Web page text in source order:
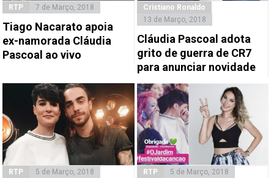
RTP 7 de Março, 2018
Tiago Nacarato apoia
ex-namorada Cláudia
Pascoal ao vivo
Cristiano Ronaldo
13 de Março, 2018
Cláudia Pascoal adota
grito de guerra de CR7
para anunciar novidade
RTP 5 de Março, 2018 RTP 5 de Março, 2018